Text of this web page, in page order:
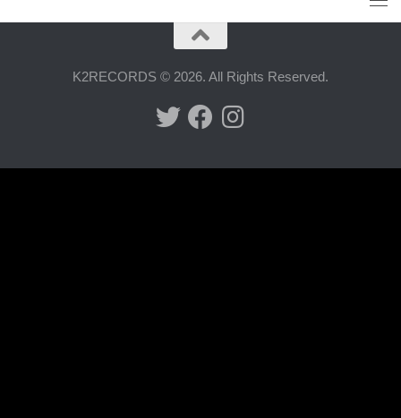
K2RECORDS © 2026. All Rights Reserved.